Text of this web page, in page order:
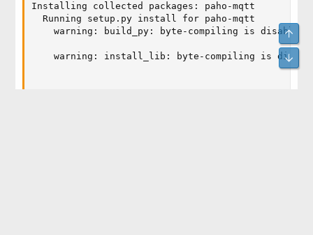
Installing collected packages: paho-mqtt
  Running setup.py install for paho-mqtt
warning: build_py: byte-compiling is
warning: install_lib: byte-compiling is